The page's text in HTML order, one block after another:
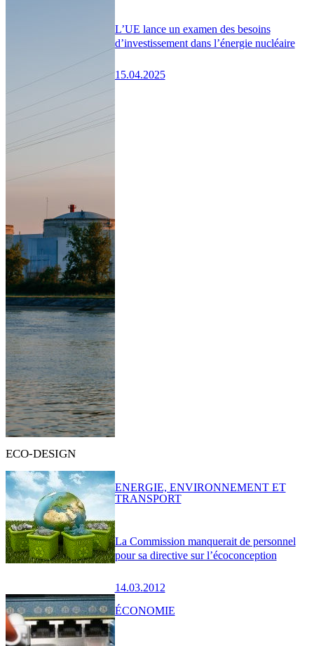
L’UE lance un examen des besoins
d’investissement dans l’énergie nucléaire
15.04.2025
ECO-DESIGN
La Commission manquerait de personnel
pour sa directive sur l’écoconception
14.03.2012
ENERGIE, ENVIRONNEMENT ET
TRANSPORT
ÉCONOMIE